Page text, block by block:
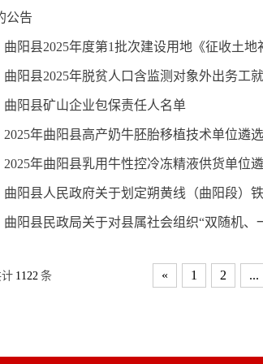
公告
曲阳县2025年度第1批次建设用地《征收土地
曲阳县2025年脱贫人口含监测对象外出务工
曲阳县矿山企业包保责任人名单
2025年曲阳县高产奶牛胚胎移植技术单位遴
2025年曲阳县乳用牛性控冷冻精液供货单位
曲阳县人民政府关于划定朔黄线（曲阳段）
曲阳县民政局关于对县属社会组织“双随机、
1122 条 « 1 2 ...